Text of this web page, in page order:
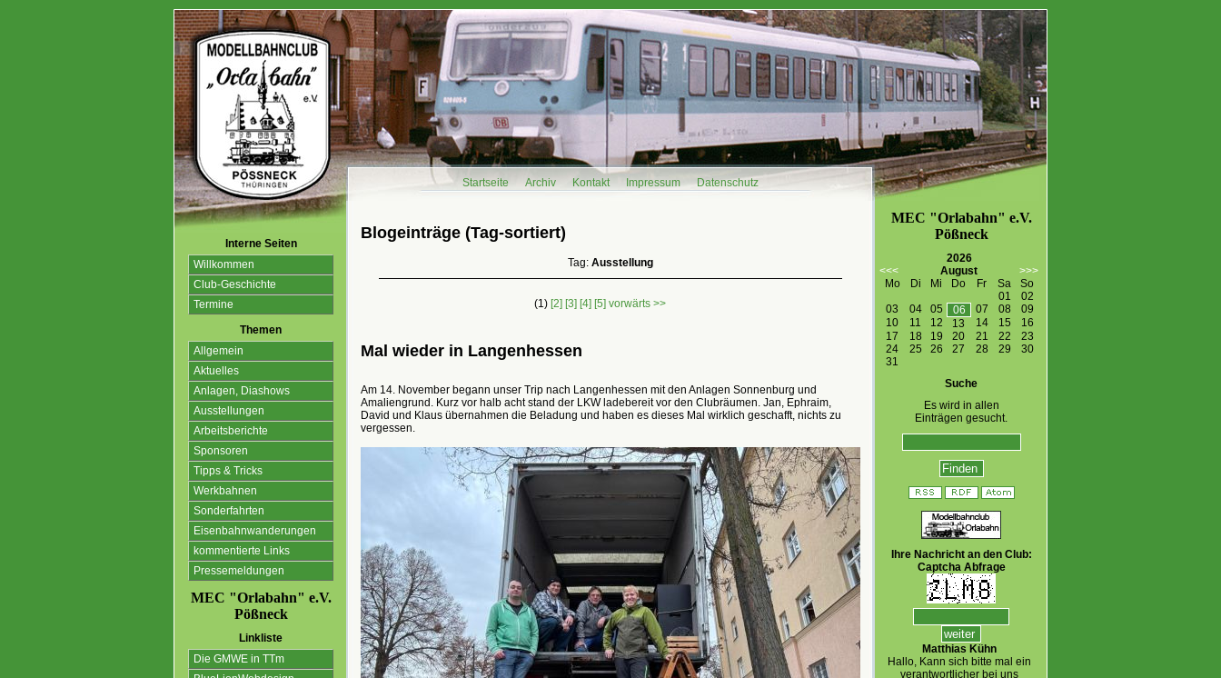
Startseite Archiv Kontakt Impressum Datenschutz
Interne Seiten
Willkommen
Club-Geschichte
Termine
Themen
Allgemein
Aktuelles
Anlagen, Diashows
Ausstellungen
Arbeitsberichte
Sponsoren
Tipps & Tricks
Werkbahnen
Sonderfahrten
Eisenbahnwanderungen
kommentierte Links
Pressemeldungen
MEC "Orlabahn" e.V.
Pößneck
Linkliste
Die GMWE in TTm
Blogeinträge (Tag-sortiert)
Tag: Ausstellung
(1) [2] [3] [4] [5] vorwärts >>
Mal wieder in Langenhessen
Am 14. November begann unser Trip nach Langenhessen mit den Anlagen Sonnenburg und
Amaliengrund. Kurz vor halb acht stand der LKW ladebereit vor den Clubräumen. Jan, Ephraim,
David und Klaus übernahmen die Beladung und haben es dieses Mal wirklich geschafft, nichts zu
vergessen.
MEC "Orlabahn" e.V.
Pößneck
2026
<<<
August
>>>
Mo
Di Mi Do Fr Sa
So
01
02
03
04 05 06 07 08
09
10
11 12 13 14 15
16
17
18 19 20 21 22
23
24
25 26 27 28 29
30
31
Suche
Es wird in allen
Einträgen gesucht.
Ihre Nachricht an den Club:
Captcha Abfrage
Matthias Kühn
Hallo, Kann sich bitte mal ein
verantwortlicher bei uns